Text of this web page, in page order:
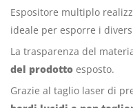
Espositore multiplo
ideale per esporre i
La trasparenza del
del prodotto esposto.
Grazie al taglio laser di